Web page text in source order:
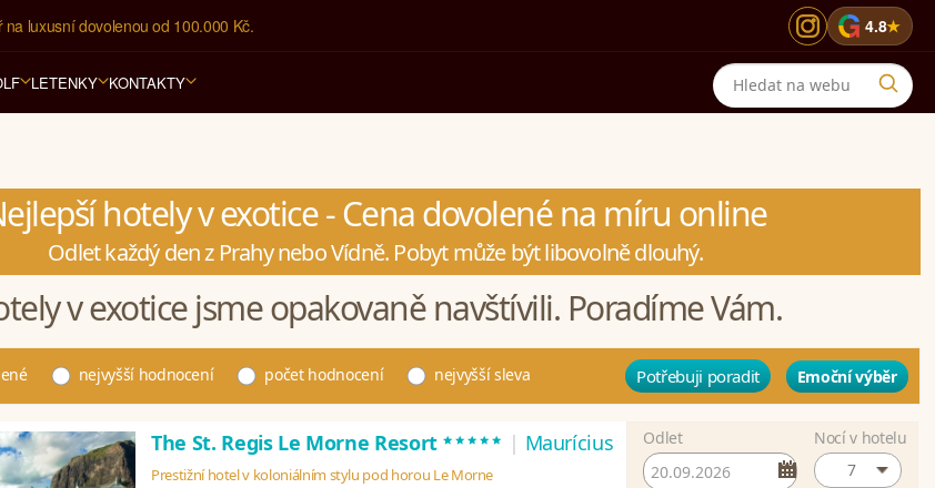
luxusní dovolenou od 100.000 Kč. G 4.8★
LETENKY KONTAKTY
hotely v exotice - Cena dovolené na míru online
Odlet každý den z Prahy nebo Vídně. Pobyt může být libovolně dlouhý.
v exotice jsme opakovaně navštívili. Poradíme Vám.
nejvyšší hodnocení počet hodnocení nejvyšší sleva Potřebuji poradit Emoční výběr
The St. Regis Le Morne Resort ***** | Maurícius
Prestižní hotel v koloniálním stylu pod horou Le Morne
Odlet
Nocí v hotelu
7